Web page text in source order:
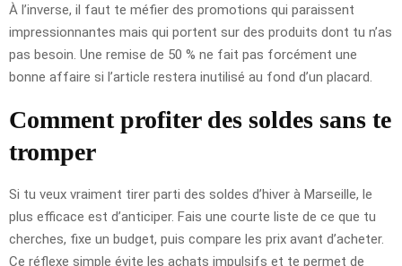
À l’inverse, il faut te méfier des promotions qui paraissent
impressionnantes mais qui portent sur des produits dont tu n’as
pas besoin. Une remise de 50 % ne fait pas forcément une
bonne affaire si l’article restera inutilisé au fond d’un placard.
Comment profiter des soldes sans te
tromper
Si tu veux vraiment tirer parti des soldes d’hiver à Marseille, le
plus efficace est d’anticiper. Fais une courte liste de ce que tu
cherches, fixe un budget, puis compare les prix avant d’acheter.
Ce réflexe simple évite les achats impulsifs et te permet de